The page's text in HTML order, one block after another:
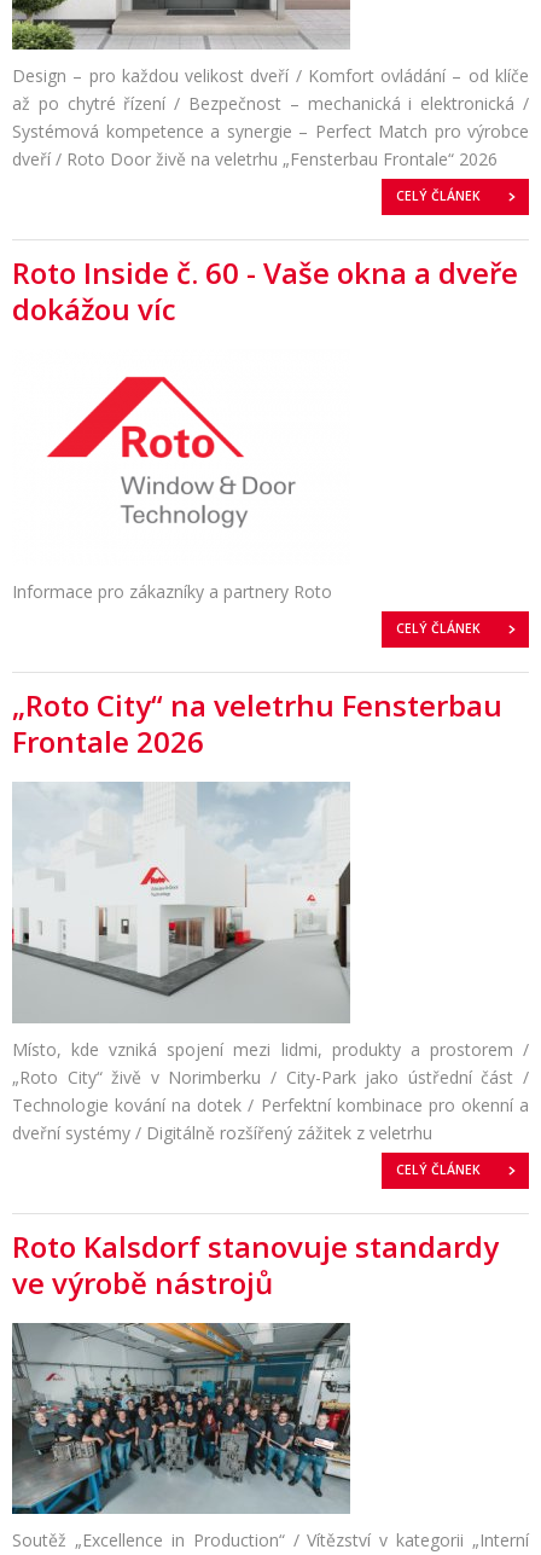
Design – pro každou velikost dveří / Komfort ovládání – od klíče
až po chytré řízení / Bezpečnost – mechanická i elektronická /
Systémová kompetence a synergie – Perfect Match pro výrobce
dveří / Roto Door živě na veletrhu „Fensterbau Frontale“ 2026
CELÝ ČLÁNEK
Roto Inside č. 60 - Vaše okna a dveře
dokážou víc
Informace pro zákazníky a partnery Roto
CELÝ ČLÁNEK
„Roto City“ na veletrhu Fensterbau
Frontale 2026
Místo, kde vzniká spojení mezi lidmi, produkty a prostorem /
„Roto City“ živě v Norimberku / City-Park jako ústřední část /
Technologie kování na dotek / Perfektní kombinace pro okenní a
dveřní systémy / Digitálně rozšířený zážitek z veletrhu
CELÝ ČLÁNEK
Roto Kalsdorf stanovuje standardy
ve výrobě nástrojů
Soutěž „Excellence in Production“ / Vítězství v kategorii „Interní